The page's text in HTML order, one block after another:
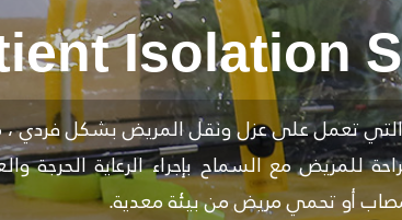
Isolation
التي تعمل على عزل ونقل المريض بشكل فردي
للمريض مع السماح بإجراء الرعاية الحرجة
أو تحمي مريض من بيئة معدية.